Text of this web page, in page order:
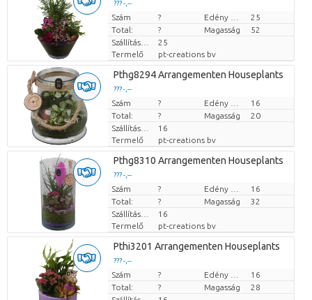
??? -,--
Darabb ár
Szám ?
25
Total:
? Magasság
52
Szállítási magasság
25
Termelő
pt-creations bv
Pthg8294 Arrangementen Houseplants
??? -,--
Darabb ár
Szám ?
16
Total:
? Magasság
20
Szállítási magasság
16
Termelő
pt-creations bv
Pthg8310 Arrangementen Houseplants
??? -,--
Darabb ár
Szám ?
16
Total:
? Magasság
32
Szállítási magasság
16
Termelő
pt-creations bv
Pthi3201 Arrangementen Houseplants
??? -,--
Darabb ár
Szám ?
16
Total:
? Magasság
28